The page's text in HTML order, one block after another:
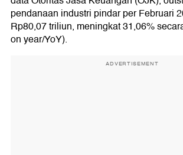
pendanaan industri pindar per Februari
Rp80,07 triliun, meningkat 31,06%
on year/YoY).
ADVERTISEMENT